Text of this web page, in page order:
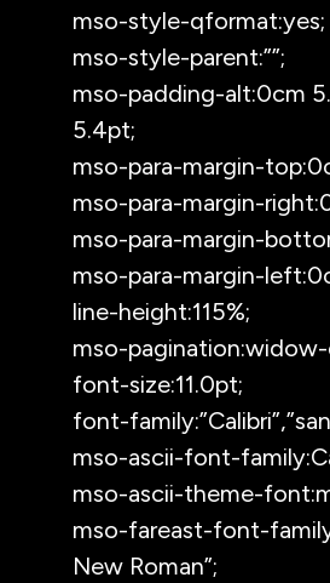
mso-style-qformat:yes;
mso-style-parent:””;
mso-padding-alt:0cm
5.4pt;
mso-para-margin-
mso-para-margin-
mso-para-margin-
mso-para-margin-
line-height:115%;
mso-pagination:widow-
font-size:11.0pt;
font-
mso-ascii-font-
mso-ascii-theme-
mso-fareast-font-
New Roman”;